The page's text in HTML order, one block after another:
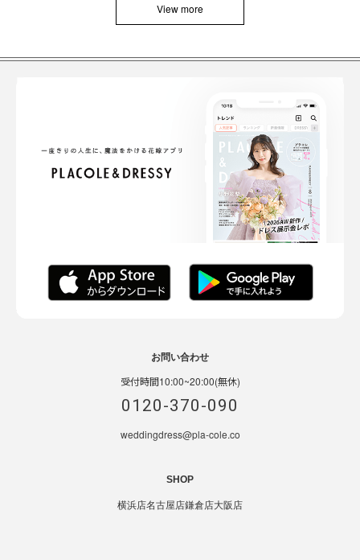
View more
お問い合わせ
受付時間10:00~20:00(無休)
0120-370-090
weddingdress@pla-cole.co
SHOP
横浜店名古屋店鎌倉店大阪店